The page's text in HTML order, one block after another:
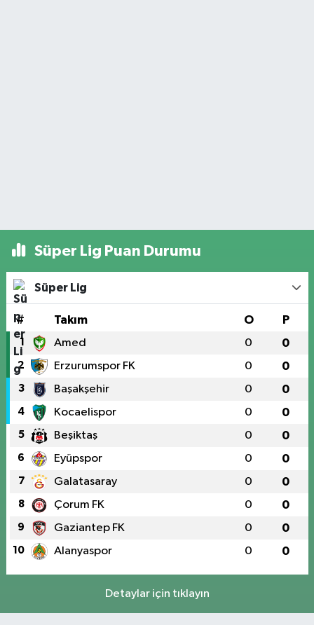
Süper Lig Puan Durumu
Süper Lig
# Takım O P
1 Amed 0 0
2 Erzurumspor FK 0 0
3 Başakşehir 0 0
4 Kocaelispor 0 0
5 Beşiktaş 0 0
6 Eyüpspor 0 0
7 Galatasaray 0 0
8 Çorum FK 0 0
9 Gaziantep FK 0 0
10 Alanyaspor 0 0
Detaylar için tıklayın